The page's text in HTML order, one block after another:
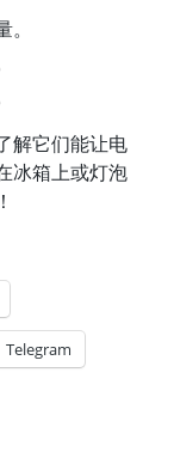
解它们能让电
冰箱上或灯泡
Telegram